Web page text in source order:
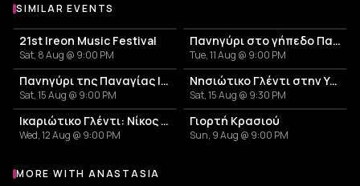
SIMILAR EVENTS
21st Ireon Music Festival
Sat, 8 Aug @ 9:00 PM
Πανηγύρι στο γήπεδο Παλαιόκαστρου | Σάμος
Tue, 11 Aug @ 9:00 PM
Πανηγύρι της Παναγίας | Καρλόβασι
Sat, 15 Aug @ 9:00 PM
Νησιώτικο Γλέντι στην Υδρούσσα
Sat, 15 Aug @ 9:30 PM
Ικαριώτικο Γλέντι: Νίκος Φάκαρος & Musicaroi
Wed, 12 Aug @ 9:00 PM
Γιορτή Κρασιού
Sun, 9 Aug @ 9:00 PM
More events with Anastasia
MORE WITH ANASTASIA